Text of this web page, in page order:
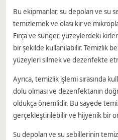
Bu ekipmanlar, su depoları ve su
temizlemek ve olası kir ve
Fırça ve sünger, yüzeylerdeki
bir şekilde kullanılabilir. Temizlik
yüzeyleri silmek ve dezenfekte
Ayrıca, temizlik işlemi sırasında
dolu olması ve dezenfektanın
oldukça önemlidir. Bu sayede
gerçekleştirilebilir ve hijyenik bir
Su depoları ve su sebillerinin